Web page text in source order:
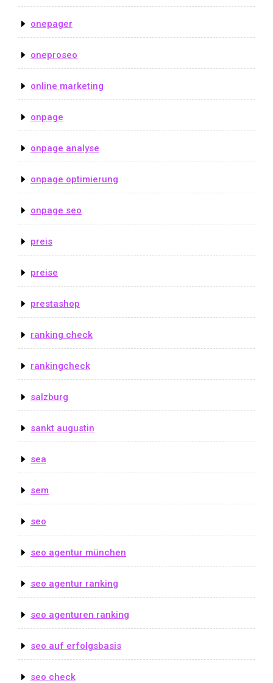
onepager
oneproseo
online marketing
onpage
onpage analyse
onpage optimierung
onpage seo
preis
preise
prestashop
ranking check
rankingcheck
salzburg
sankt augustin
sea
sem
seo
seo agentur münchen
seo agentur ranking
seo agenturen ranking
seo auf erfolgsbasis
seo check